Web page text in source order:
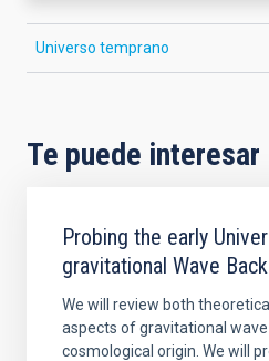
Universo temprano
Te puede interesar
Probing the early
gravitational Wave
We will review both
aspects of gravitational
cosmological origin. We will